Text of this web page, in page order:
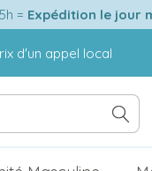
= Expédition le jour
d'un appel local